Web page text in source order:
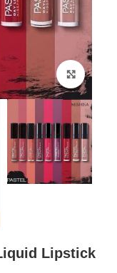
to enlarge
Lipstick